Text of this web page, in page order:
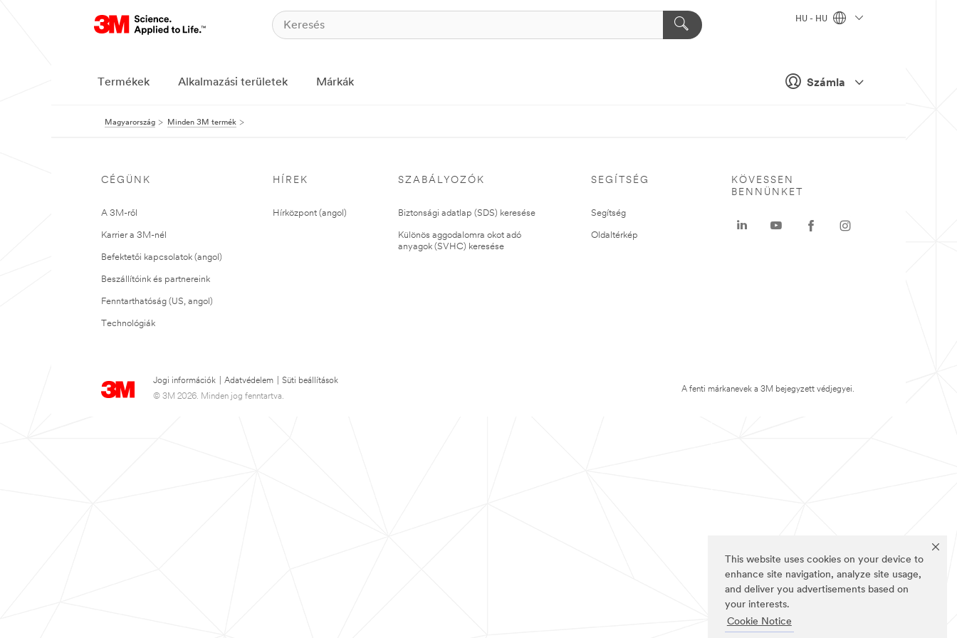
This website uses cookies on your device to
enhance site navigation, analyze site usage,
and deliver you advertisements based on
your interests.
Cookie Notice
Számla
HU - HU
Termékek Alkalmazási területek Márkák
Magyarország Minden 3M termék
CÉGÜNK
A 3M-ről
Karrier a 3M-nél
Befektetői kapcsolatok (angol)
Beszállítóink és partnereink
Fenntarthatóság (US, angol)
Technológiák
HÍREK
Hírközpont (angol)
SZABÁLYOZÓK
Biztonsági adatlap (SDS) keresése
Különös aggodalomra okot adó
anyagok (SVHC) keresése
SEGÍTSÉG
Segítség
Oldaltérkép
Jogi információk Adatvédelem
Süti beállítások
© 3M 2026. Minden jog fenntartva.
KÖVESSEN
BENNÜNKET
A fenti márkanevek a 3M bejegyzett védjegyei.